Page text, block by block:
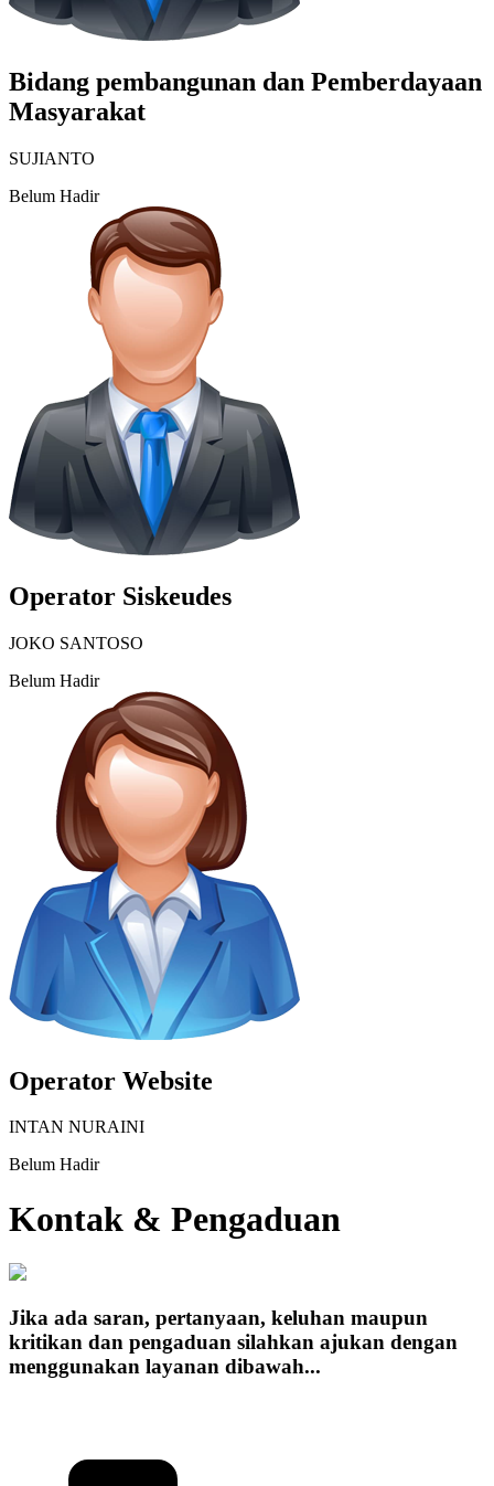
Bidang pembangunan dan Pemberdayaan
Masyarakat
SUJIANTO
Belum Hadir
Operator Siskeudes
JOKO SANTOSO
Belum Hadir
Operator Website
INTAN NURAINI
Belum Hadir
Kontak & Pengaduan
Jika ada saran, pertanyaan, keluhan maupun
kritikan dan pengaduan silahkan ajukan dengan
menggunakan layanan dibawah...